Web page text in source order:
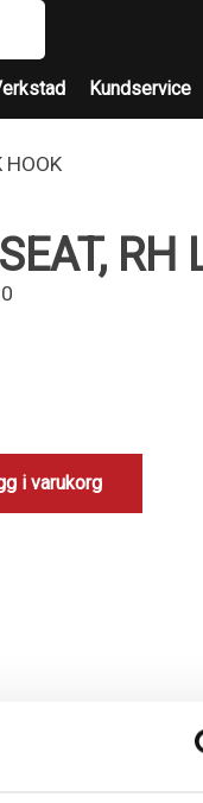
Kundservice
HOOK
RH
i varukorg